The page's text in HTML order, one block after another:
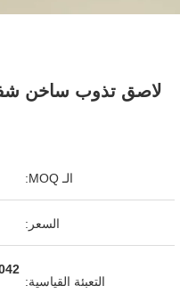
لاصق تذوب ساخن
الـ MOQ:
السعر:
التعبئة القياسية: